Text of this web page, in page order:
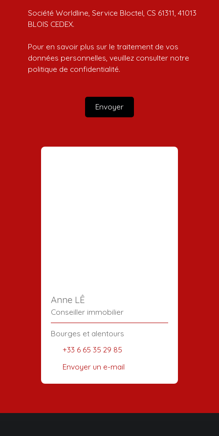
Société Worldline, Service Bloctel, CS 61311, 41013
BLOIS CEDEX.
Pour en savoir plus sur le traitement de vos
données personnelles, veuillez consulter notre
politique de confidentialité.
Envoyer
Anne LÊ
Conseiller immobilier
Bourges et alentours
+33 6 65 35 29 85
Envoyer un e-mail